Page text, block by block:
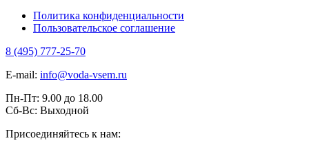
Политика конфиденциальности
Пользовательское соглашение
8 (495) 777-25-70
E-mail: info@voda-vsem.ru
Пн-Пт: 9.00 до 18.00
Сб-Вс: Выходной
Присоединяйтесь к нам: